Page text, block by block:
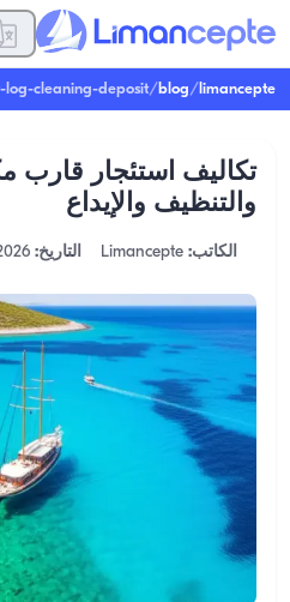
limancepte
/
blog
/
log-cleaning-deposit
تكاليف استئجار
والتنظيف والإيداع
الكاتب: التاريخ: